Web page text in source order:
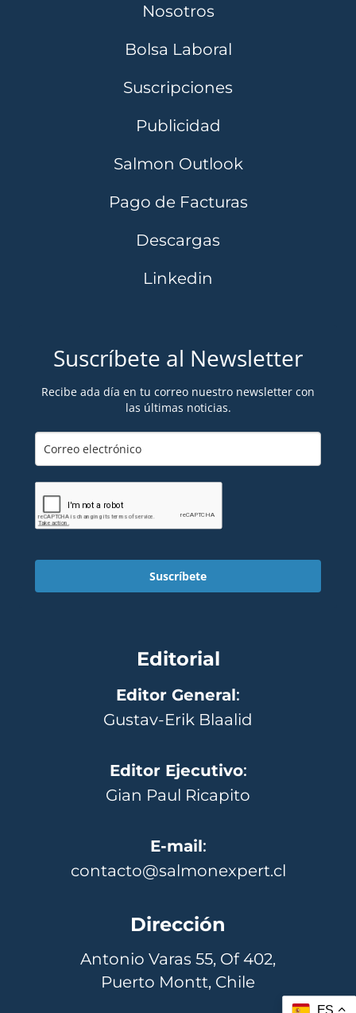
Nosotros
Bolsa Laboral
Suscripciones
Publicidad
Salmon Outlook
Pago de Facturas
Descargas
Linkedin
Suscríbete al Newsletter
Recibe ada día en tu correo nuestro newsletter con
las últimas noticias.
Suscríbete
Editorial
Editor General:
Gustav-Erik Blaalid
Editor Ejecutivo:
Gian Paul Ricapito
E-mail:
contacto@salmonexpert.cl
Dirección
Antonio Varas 55, Of 402,
Puerto Montt, Chile
ES